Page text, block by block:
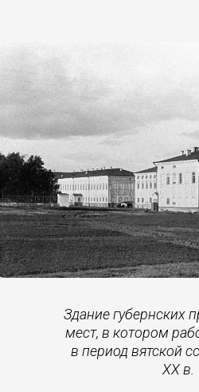
Здание губернских
мест, в котором
в период вятской
XX в.